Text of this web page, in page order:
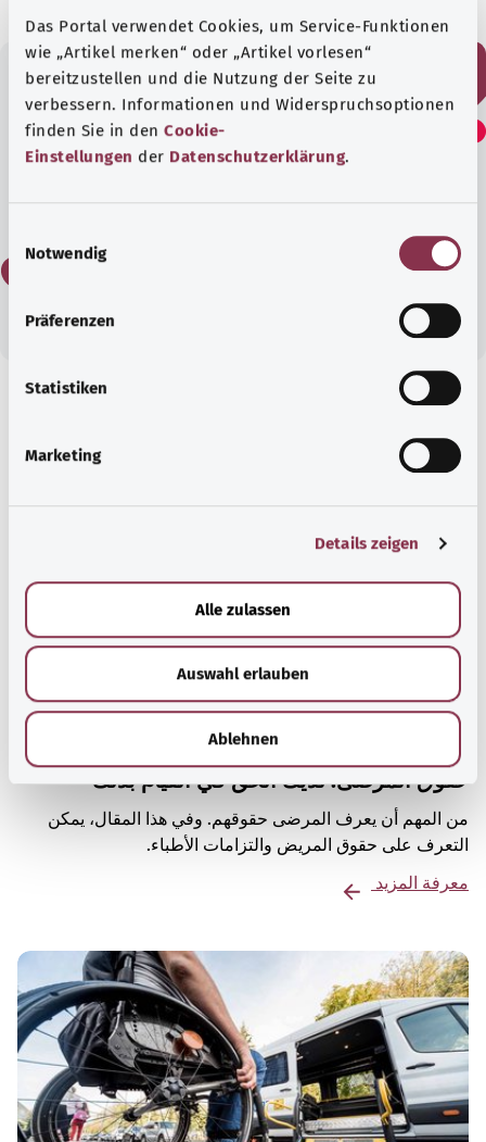
Das Portal verwendet Cookies, um Service-Funktionen
wie „Artikel merken“ oder „Artikel vorlesen“
bereitzustellen und die Nutzung der Seite zu
verbessern. Informationen und Widerspruchsoptionen
finden Sie in den Cookie-
Einstellungen der Datenschutzerklärung.
i
n
Notwendig
Präferenzen
Statistiken
Marketing
Details zeigen
Alle zulassen
Auswahl erlauben
Ablehnen
هل وجدت هذا المقال مفيدًا؟
مقال موصى به
حقوق المرضى: لديك الحق في القيام بذلك
من المهم أن يعرف المرضى حقوقهم. وفي هذا المقال، يمكن
التعرف على حقوق المريض والتزامات الأطباء.
معرفة المزيد